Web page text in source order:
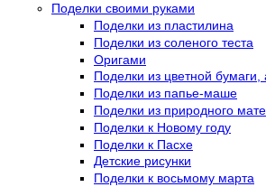
Поделки своими руками
Поделки из пластилина
Поделки из соленого теста
Оригами
Поделки из цветной бумаги,
Поделки из папье-маше
Поделки из природного
Поделки к Новому году
Поделки к Пасхе
Детские рисунки
Поделки к восьмому марта